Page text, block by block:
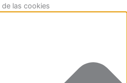
las cookies